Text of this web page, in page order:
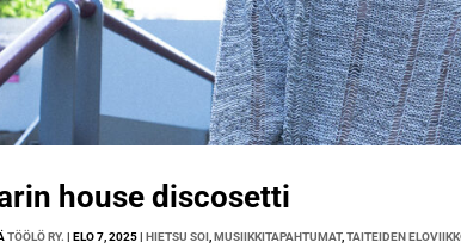
house discosetti
TÖÖLÖ RY. |ELO 7, 2025|HIETSU SOI ,MUSIIKKITAPAHTUMAT,TAITEIDEN